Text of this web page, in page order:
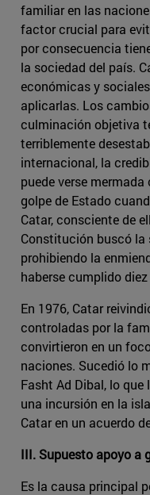
familiar en las
factor crucial para
por consecuencia
la sociedad del país.
económicas y
aplicarlas. Los
culminación objetiva
terriblemente
internacional, la
puede verse
golpe de Estado
Catar, consciente de
Constitución buscó la
prohibiendo la
haberse cumplido
En 1976, Catar
controladas por la
convirtieron en un
naciones. Sucedió lo
Fasht Ad Dibal, lo
una incursión en la
Catar en un acuerdo
III. Supuesto apoyo a
Es la causa principal